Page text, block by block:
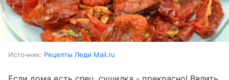
Источник: Рецепты Леди Mail.ru